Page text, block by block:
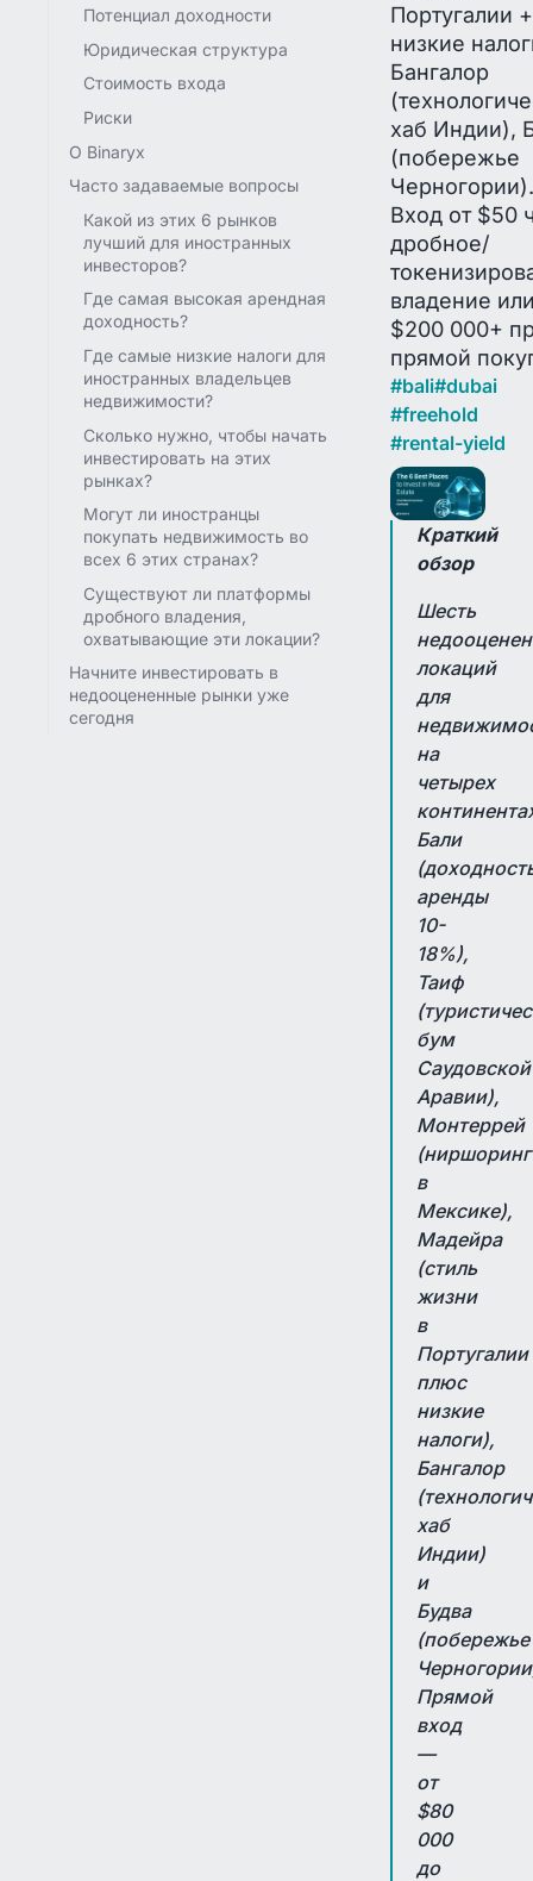
Потенциал доходности
Юридическая структура
Стоимость входа
Риски
О Binaryx
Часто задаваемые вопросы
Какой из этих 6 рынков
лучший для иностранных
инвесторов?
Где самая высокая арендная
доходность?
Где самые низкие налоги для
иностранных владельцев
недвижимости?
Сколько нужно, чтобы начать
инвестировать на этих
рынках?
Могут ли иностранцы
покупать недвижимость во
всех 6 этих странах?
Существуют ли платформы
дробного владения,
охватывающие эти локации?
Начните инвестировать в
недооцененные рынки уже
сегодня
Португалии +
низкие
Бангалор
хаб Индии),
(побережье
Черногории).
Вход от $50
дробное/
владение
$200 000+
прямой
#bali#dubai
#freehold
#rental-yield
Краткий
обзор
Шесть
локаций
для
на
четырех
Бали
аренды
10-
18%),
Таиф
бум
Саудовской
Аравии),
Монтеррей
(ниршоринг
в
Мексике),
Мадейра
(стиль
жизни
в
Португалии
плюс
низкие
налоги),
Бангалор
хаб
Индии)
и
Будва
(побережье
Прямой
вход
—
от
$80
000
до